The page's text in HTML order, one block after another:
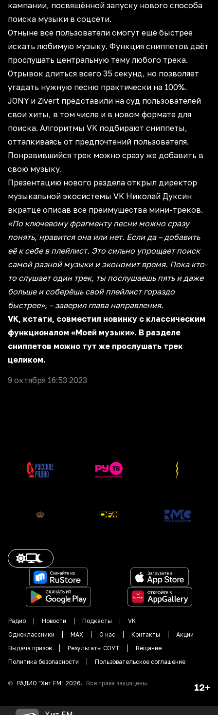
кампании, посвящённой запуску нового способа
поиска музыки в соцсети.
Отныне все пользователи смогут ещё быстрее
искать любимую музыку. Функция сниппетов даёт
прослушать центральную тему любого трека.
Отрывок длиться всего 35 секунд, но позволяет
угадать нужную песню практически на 100%.
JONY и Zivert представили на суд пользователей
свои хиты, в том числе и в новом формате для
поиска. Алгоритмы VK подбирают сниппеты,
отталкиваясь от предпочтений пользователя.
Понравившийся трек можно сразу же добавить в
свою музыку.
Презентацию нового раздела открыл директор
музыкальной экосистемы VK Николай Дуксин
вкратце описав все преимущества мини-треков.
«По ключевому фрагменту песни можно сразу
понять, нравится она или нет. Если да – добавить
её к себе в плейлист. Это сильно упрощает поиск
самой разной музыки и экономит время. Пока кто-
то слушает один трек, ты послушаешь пять и даже
больше и соберёшь свой плейлист гораздо
быстрее», – заверил глава направления.
VK, кстати, совместил новинку с классическим
функционалом «Моей музыки». В разделе
сниппетов можно тут же прослушать трек
целиком.
9 октября 16:53 2023
Радио Новости Подкасты
VK
Одноклассники
MAX О нас Контакты
Акции
Выдача призов
Результаты СОУТ
Вещание
Политика безопасности
Пользовательское соглашение
© РАДИО "Хит FM" 2026. Все права защищены. 12+